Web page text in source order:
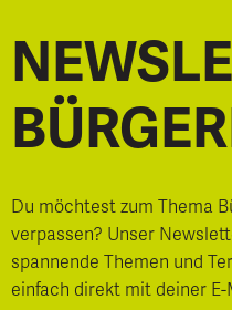
Du möchtest zum Thema
verpassen? Unser
spannende Themen und
einfach direkt mit deiner